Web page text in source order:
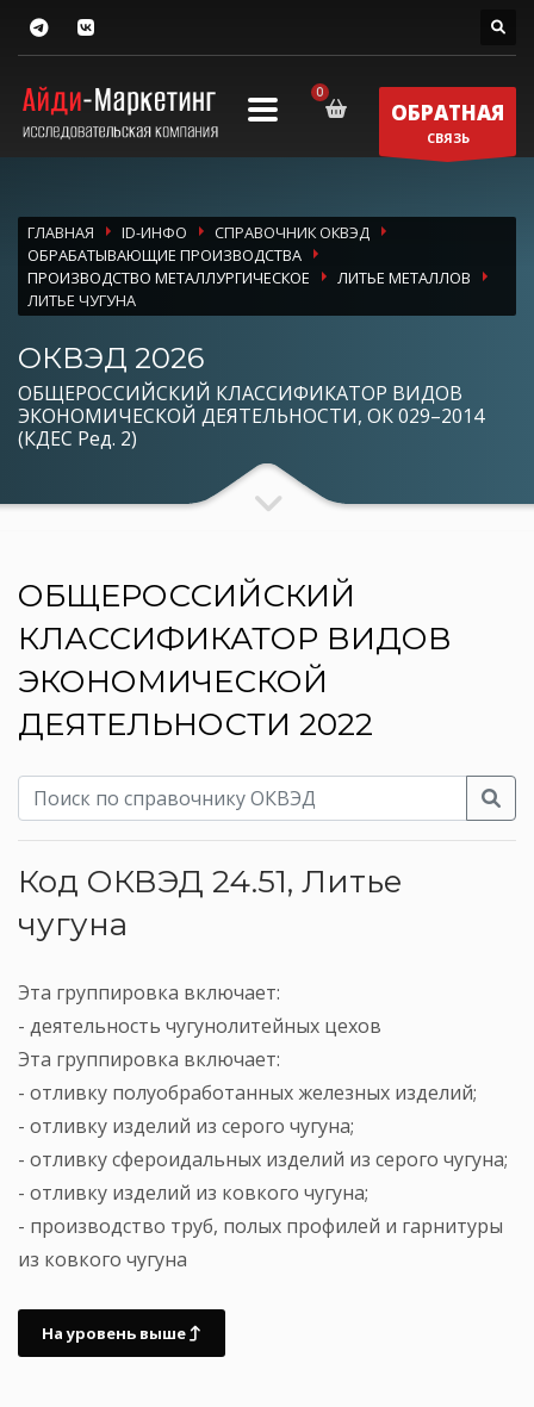
ОБРАТНАЯ
СВЯЗЬ
ГЛАВНАЯ ID-ИНФО
СПРАВОЧНИК ОКВЭД
ОБРАБАТЫВАЮЩИЕ ПРОИЗВОДСТВА
ПРОИЗВОДСТВО МЕТАЛЛУРГИЧЕСКОЕ
ЛИТЬЕ МЕТАЛЛОВ
ЛИТЬЕ ЧУГУНА
ОКВЭД 2026
ОБЩЕРОССИЙСКИЙ КЛАССИФИКАТОР ВИДОВ
ЭКОНОМИЧЕСКОЙ ДЕЯТЕЛЬНОСТИ, ОК 029–2014
(КДЕС Ред. 2)
ОБЩЕРОССИЙСКИЙ
КЛАССИФИКАТОР ВИДОВ
ЭКОНОМИЧЕСКОЙ
ДЕЯТЕЛЬНОСТИ 2022
Код ОКВЭД 24.51, Литье
чугуна
Эта группировка включает:
- деятельность чугунолитейных цехов
Эта группировка включает:
- отливку полуобработанных железных изделий;
- отливку изделий из серого чугуна;
- отливку сфероидальных изделий из серого чугуна;
- отливку изделий из ковкого чугуна;
- производство труб, полых профилей и гарнитуры
из ковкого чугуна
На уровень выше